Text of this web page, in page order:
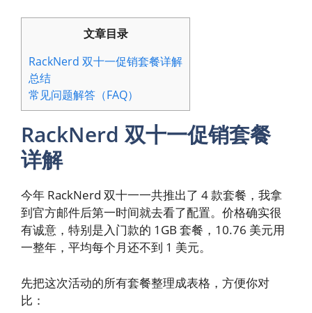
文章目录
RackNerd 双十一促销套餐详解
总结
常见问题解答（FAQ）
RackNerd 双十一促销套餐
详解
今年 RackNerd 双十一一共推出了 4 款套餐，我拿
到官方邮件后第一时间就去看了配置。价格确实很
有诚意，特别是入门款的 1GB 套餐，10.76 美元用
一整年，平均每个月还不到 1 美元。
先把这次活动的所有套餐整理成表格，方便你对
比：